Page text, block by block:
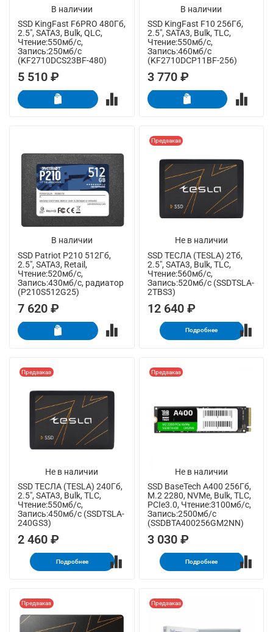
В наличии
SSD KingFast F6PRO 480Гб,
2.5", SATA3, Bulk, QLC,
Чтение:550мб/с,
Запись:250мб/с
(KF2710DCS23BF-480)
5 510 ₽
В наличии
SSD KingFast F10 256Гб,
2.5", SATA3, Bulk, TLC,
Чтение:550мб/с,
Запись:460мб/с
(KF2710DCP11BF-256)
3 770 ₽
В наличии
SSD Patriot P210 512Гб,
2.5", SATA3, Retail,
Чтение:520мб/с,
Запись:430мб/с, радиатор
(P210S512G25)
7 620 ₽
Не в наличии
Предзаказ
SSD ТЕСЛА (TESLA) 2Тб,
2.5", SATA3, Bulk, TLC,
Чтение:560мб/с,
Запись:520мб/с (SSDTSLA-
2TBS3)
12 640 ₽
Подробнее
Не в наличии
Предзаказ
SSD ТЕСЛА (TESLA) 240Гб,
2.5", SATA3, Bulk, TLC,
Чтение:550мб/с,
Запись:450мб/с (SSDTSLA-
240GS3)
2 460 ₽
Подробнее
Не в наличии
Предзаказ
SSD BaseTech A400 256Гб,
M.2 2280, NVMe, Bulk, TLC,
PCIe3.0, Чтение:3100мб/с,
Запись:2500мб/с
(SSDBTA400256GM2NN)
3 030 ₽
Подробнее
Предзаказ Предзаказ